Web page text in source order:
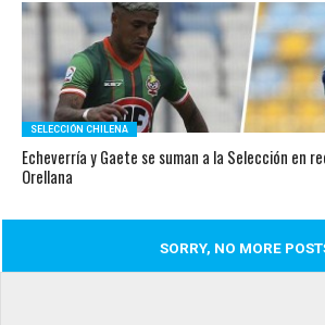
SELECCIÓN CHILENA
Echeverría y Gaete se suman a la Selección en
Orellana
SORRY, NO MORE